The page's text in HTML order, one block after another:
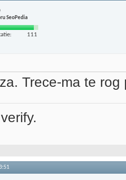
SeoPedia
111
Trece-ma te